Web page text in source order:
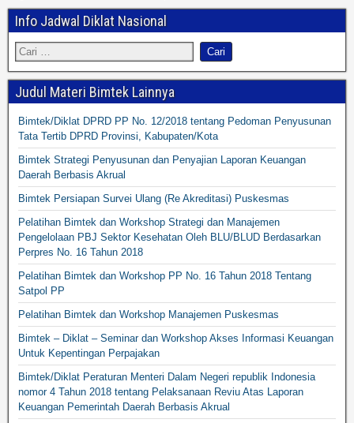
Info Jadwal Diklat Nasional
Judul Materi Bimtek Lainnya
Bimtek/Diklat DPRD PP No. 12/2018 tentang Pedoman Penyusunan
Tata Tertib DPRD Provinsi, Kabupaten/Kota
Bimtek Strategi Penyusunan dan Penyajian Laporan Keuangan
Daerah Berbasis Akrual
Bimtek Persiapan Survei Ulang (Re Akreditasi) Puskesmas
Pelatihan Bimtek dan Workshop Strategi dan Manajemen
Pengelolaan PBJ Sektor Kesehatan Oleh BLU/BLUD Berdasarkan
Perpres No. 16 Tahun 2018
Pelatihan Bimtek dan Workshop PP No. 16 Tahun 2018 Tentang
Satpol PP
Pelatihan Bimtek dan Workshop Manajemen Puskesmas
Bimtek – Diklat – Seminar dan Workshop Akses Informasi Keuangan
Untuk Kepentingan Perpajakan
Bimtek/Diklat Peraturan Menteri Dalam Negeri republik Indonesia
nomor 4 Tahun 2018 tentang Pelaksanaan Reviu Atas Laporan
Keuangan Pemerintah Daerah Berbasis Akrual